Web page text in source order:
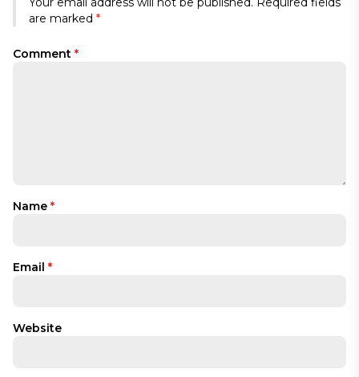
are marked *
Comment *
Name *
Email *
Website